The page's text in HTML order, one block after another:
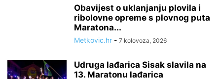
Obavijest o uklanjanju plovila i
ribolovne opreme s plovnog puta
Maratona...
Metkovic.hr - 7 kolovoza, 2026
Udruga lađarica Sisak slavila na
13. Maratonu lađarica